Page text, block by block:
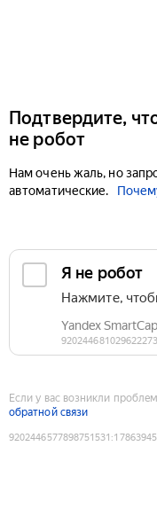
Подтвердите,
не робот
Нам очень жаль, но
автоматические.
Если у вас возникли
обратной связи
9202446577898751531 :